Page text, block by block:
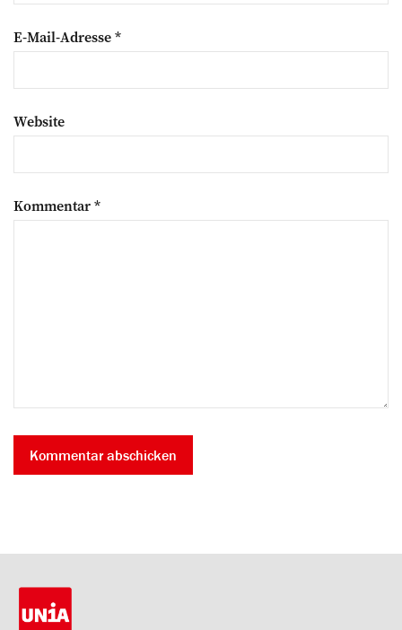
E-Mail-Adresse*
Website
Kommentar*